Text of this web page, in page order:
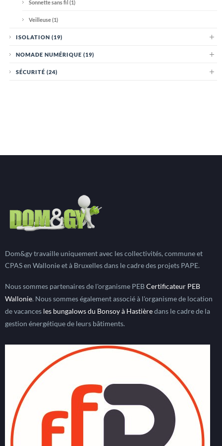
Sonnette sans fil (1)
Veilleuse(1)
ISOLATION (19)
NOMADE NUMÉRIQUE (19)
SÉCURITÉ (24)
Dom&gy travaille uniquement avec les collectivités, commune et
CPAS en Wallonie et à Bruxelles dans le cadre des projets PAPE.
Nous sommes partenaires de l'organisme PEBCertificateur PEB
Wallonie. Nous sommes également associé à l'organisme de location
de vacances les bungalows du Bonsoy à Hastièredans le cadre de la
gestion énergétique de leurs bâtiments.